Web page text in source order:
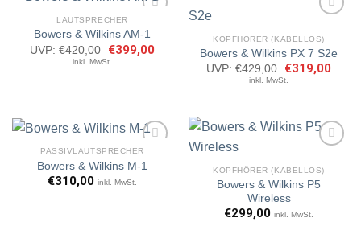
Artikel
LAUTSPRECHER
Bowers & Wilkins AM-1
UVP: €420,00
Ursprünglicher
Preis
€399,00Aktueller
inkl. MwSt.
Artikel
merken
KOPFHÖRER (KABELLOS)
Bowers & Wilkins PX 7 S2e
UVP: €429,00
Ursprünglicher
Preis
€319,00
inkl. MwSt.
Artikel
PASSIVLAUTSPRECHER
Bowers & Wilkins M-1
€310,00 inkl. MwSt.
Artikel
KOPFHÖRER (KABELLOS)
Bowers & Wilkins P5
Wireless
€299,00 inkl. MwSt.